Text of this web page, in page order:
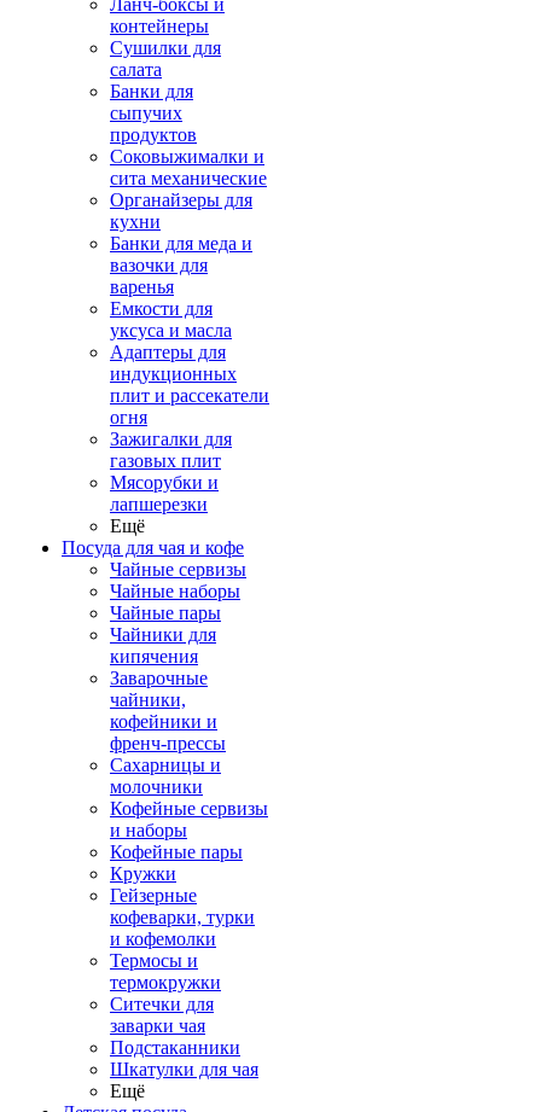
Ланч-боксы и
контейнеры
Сушилки для
салата
Банки для
сыпучих
продуктов
Соковыжималки и
сита механические
Органайзеры для
кухни
Банки для меда и
вазочки для
варенья
Емкости для
уксуса и масла
Адаптеры для
индукционных
плит и рассекатели
огня
Зажигалки для
газовых плит
Мясорубки и
лапшерезки
Ещё
Посуда для чая и кофе
Чайные сервизы
Чайные наборы
Чайные пары
Чайники для
кипячения
Заварочные
чайники,
кофейники и
френч-прессы
Сахарницы и
молочники
Кофейные сервизы
и наборы
Кофейные пары
Кружки
Гейзерные
кофеварки, турки
и кофемолки
Термосы и
термокружки
Ситечки для
заварки чая
Подстаканники
Шкатулки для чая
Ещё